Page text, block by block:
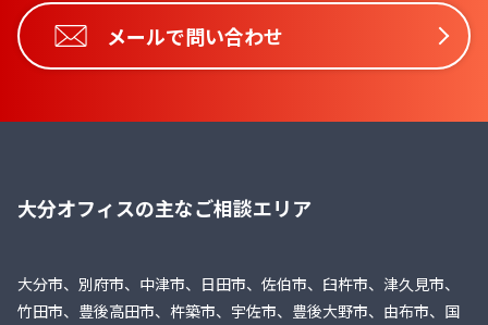
メールで問い合わせ
大分オフィスの主なご相談エリア
大分市、別府市、中津市、日田市、佐伯市、臼杵市、津久見市、
竹田市、豊後高田市、杵築市、宇佐市、豊後大野市、由布市、国